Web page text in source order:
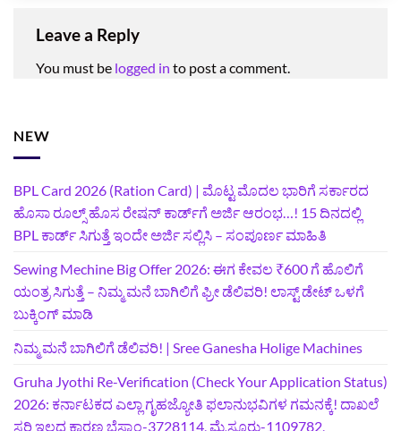
Leave a Reply
You must be logged in to post a comment.
NEW
BPL Card 2026 (Ration Card) | ಮೊಟ್ಟ ಮೊದಲ ಭಾರಿಗೆ ಸರ್ಕಾರದ
ಹೊಸಾ ರೂಲ್ಸ್ ಹೊಸ ರೇಷನ್ ಕಾರ್ಡ್‌ಗೆ ಅರ್ಜಿ ಆರಂಭ…! 15 ದಿನದಲ್ಲಿ
BPL ಕಾರ್ಡ್ ಸಿಗುತ್ತೆ ಇಂದೇ ಅರ್ಜಿ ಸಲ್ಲಿಸಿ – ಸಂಪೂರ್ಣ ಮಾಹಿತಿ
Sewing Mechine Big Offer 2026: ಈಗ ಕೇವಲ ₹600 ಗೆ ಹೊಲಿಗೆ
ಯಂತ್ರ ಸಿಗುತ್ತೆ – ನಿಮ್ಮ ಮನೆ ಬಾಗಿಲಿಗೆ‍ ಫ್ರೀ ಡೆಲಿವರಿ! ಲಾಸ್ಟ್‌ ಡೇಟ್‌ ಒಳಗೆ
ಬುಕ್ಕಿಂಗ್‌ ಮಾಡಿ
ನಿಮ್ಮ ಮನೆ ಬಾಗಿಲಿಗೆ ಡೆಲಿವರಿ! | Sree Ganesha Holige Machines
Gruha Jyothi Re-Verification (Check Your Application Status)
2026: ಕರ್ನಾಟಕದ ಎಲ್ಲಾ ಗೃಹಜ್ಯೋತಿ ಫಲಾನುಭವಿಗಳ ಗಮನಕ್ಕೆ! ದಾಖಲೆ
ಸರಿ ಇಲ್ಲದ ಕಾರಣ ಬೆಸ್ಕಾಂ-3728114, ಮೈಸೂರು-1109782,